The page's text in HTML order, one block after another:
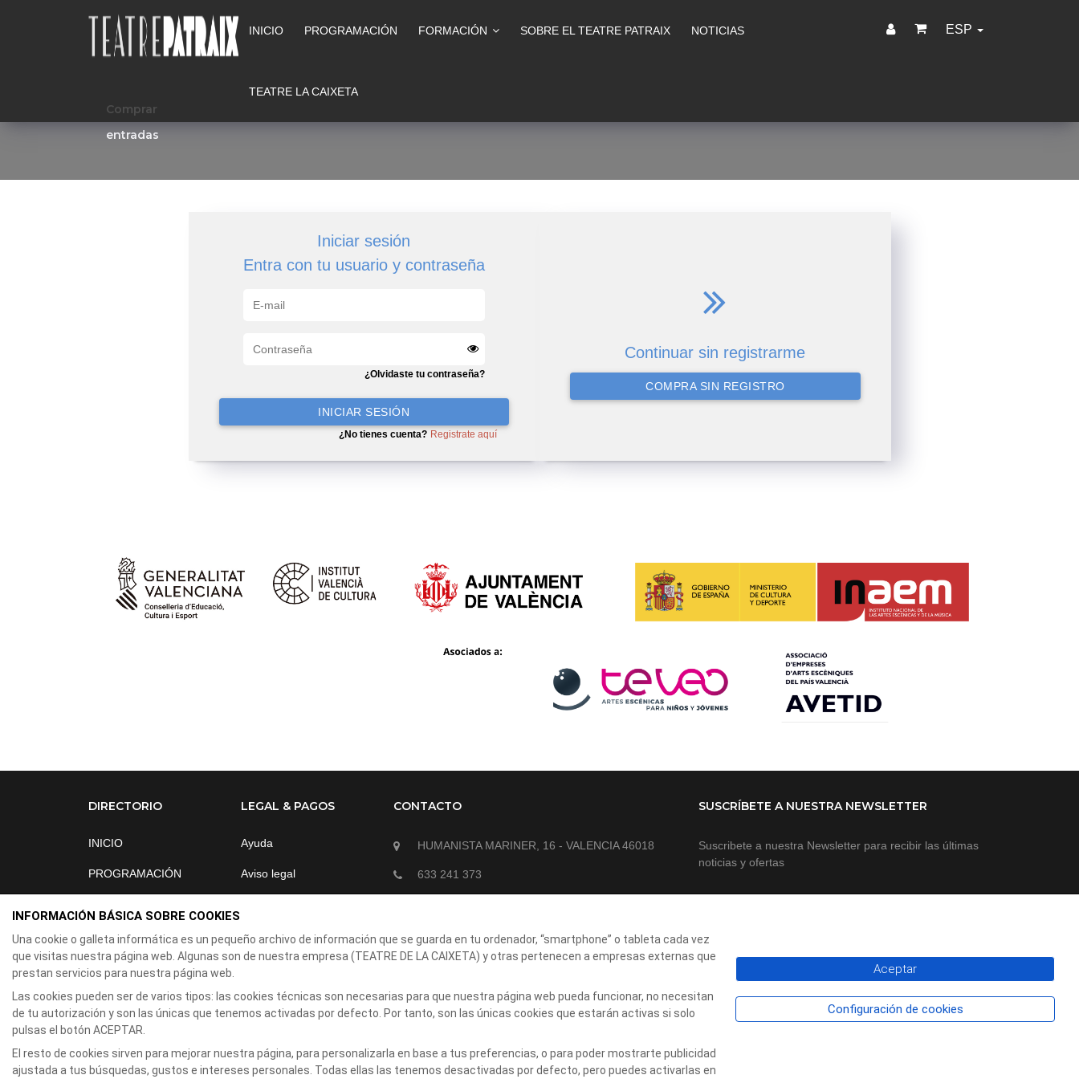
INICIO PROGRAMACIÓN FORMACIÓN SOBRE EL TEATRE PATRAIX NOTICIAS
TEATRE LA CAIXETA
ESP
Comprar
entradas
Iniciar sesión
Entra con tu usuario y contraseña
¿Olvidaste tu contraseña?
INICIAR SESIÓN
¿No tienes cuenta? Registrate aquí
Continuar sin registrarme
COMPRA SIN REGISTRO
DIRECTORIO
INICIO
PROGRAMACIÓN
NOTICIAS
ÁREA CLIENTES
CONTACTO
LEGAL & PAGOS
Ayuda
Aviso legal
Contactar
CONTACTO
HUMANISTA MARINER, 16 - VALENCIA 46018
633 241 373
SUSCRÍBETE A NUESTRA NEWSLETTER
Suscribete a nuestra Newsletter para recibir las últimas
noticias y ofertas
©Copyright2026 ServientradasAll Rights Reserved
INFORMACIÓN BÁSICA SOBRE COOKIES
Una cookie o galleta informática es un pequeño archivo de información que se guarda en tu ordenador, “smartphone” o tableta cada vez
que visitas nuestra página web. Algunas son de nuestra empresa (TEATRE DE LA CAIXETA) y otras pertenecen a empresas externas que
prestan servicios para nuestra página web.
Las cookies pueden ser de varios tipos: las cookies técnicas son necesarias para que nuestra página web pueda funcionar, no necesitan
de tu autorización y son las únicas que tenemos activadas por defecto. Por tanto, son las únicas cookies que estarán activas si solo
pulsas el botón ACEPTAR.
El resto de cookies sirven para mejorar nuestra página, para personalizarla en base a tus preferencias, o para poder mostrarte publicidad
ajustada a tus búsquedas, gustos e intereses personales. Todas ellas las tenemos desactivadas por defecto, pero puedes activarlas en
Aceptar
Configuración de cookies